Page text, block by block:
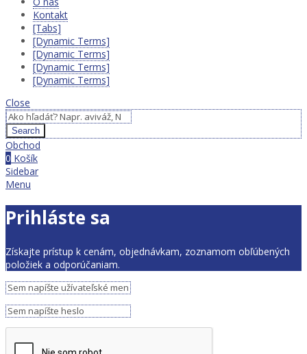
Kontakt
[Tabs]
[Dynamic Terms]
[Dynamic Terms]
[Dynamic Terms]
[Dynamic Terms]
Close
Search
Obchod
0 Košík
Sidebar
Menu
Prihláste sa
Získajte prístup k cenám, objednávkam, zoznamom obľúbených
položiek a odporúčaniam.